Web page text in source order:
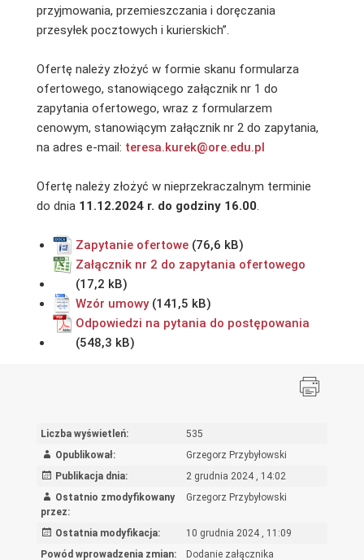
przyjmowania, przemieszczania i doręczania
przesyłek pocztowych i kurierskich”.
Ofertę należy złożyć w formie skanu formularza
ofertowego, stanowiącego załącznik nr 1 do
zapytania ofertowego, wraz z formularzem
cenowym, stanowiącym załącznik nr 2 do zapytania,
na adres e-mail: teresa.kurek@ore.edu.pl
Ofertę należy złożyć w nieprzekraczalnym terminie
do dnia 11.12.2024 r. do godziny 16.00.
Zapytanie ofertowe
Załącznik nr 2 do zapytania ofertowego
Wzór umowy
Odpowiedzi na pytania do postępowania
Liczba wyświetleń:
535
Opublikował:
Grzegorz Przybyłowski
Publikacja dnia:
2 grudnia 2024 , 14:02
Ostatnio zmodyfikowany
przez:
Grzegorz Przybyłowski
Ostatnia modyfikacja:
10 grudnia 2024 , 11:09
Powód wprowadzenia zmian:
Dodanie załącznika